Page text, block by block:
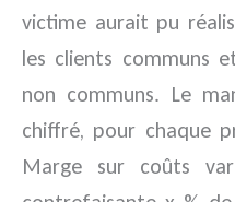
victime aurait pu
les clients communs
non communs. Le
chiffré, pour chaque
Marge sur coûts